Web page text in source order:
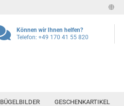
Können wir Ihnen helfen?
Telefon: +49 170 41 55 820
BÜGELBILDER GESCHENKARTIKEL